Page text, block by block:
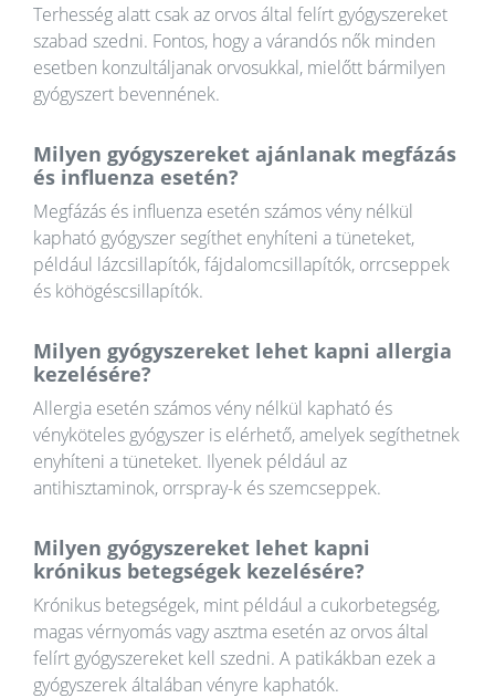
Terhesség alatt csak az orvos által felírt gyógyszereket
szabad szedni. Fontos, hogy a várandós nők minden
esetben konzultáljanak orvosukkal, mielőtt bármilyen
gyógyszert bevennének.
Milyen gyógyszereket ajánlanak megfázás
és influenza esetén?
Megfázás és influenza esetén számos vény nélkül
kapható gyógyszer segíthet enyhíteni a tüneteket,
például lázcsillapítók, fájdalomcsillapítók, orrcseppek
és köhögéscsillapítók.
Milyen gyógyszereket lehet kapni allergia
kezelésére?
Allergia esetén számos vény nélkül kapható és
vényköteles gyógyszer is elérhető, amelyek segíthetnek
enyhíteni a tüneteket. Ilyenek például az
antihisztaminok, orrspray-k és szemcseppek.
Milyen gyógyszereket lehet kapni
krónikus betegségek kezelésére?
Krónikus betegségek, mint például a cukorbetegség,
magas vérnyomás vagy asztma esetén az orvos által
felírt gyógyszereket kell szedni. A patikákban ezek a
gyógyszerek általában vényre kaphatók.